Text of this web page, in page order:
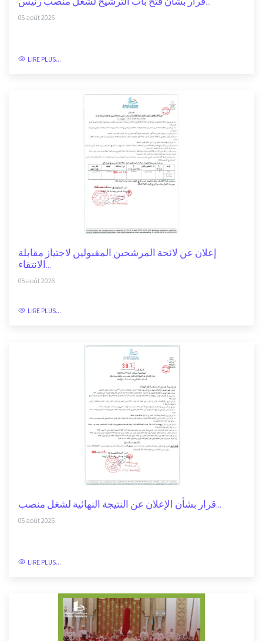
05 août 2026
LIRE PLUS...
إعلان عن لائحة المرشحين المقبولين لاجتياز مقابلة
الانتقاء...
05 août 2026
LIRE PLUS...
قرار بشأن الإعلان عن النتيجة النهائية لشغل منصب...
05 août 2026
LIRE PLUS...